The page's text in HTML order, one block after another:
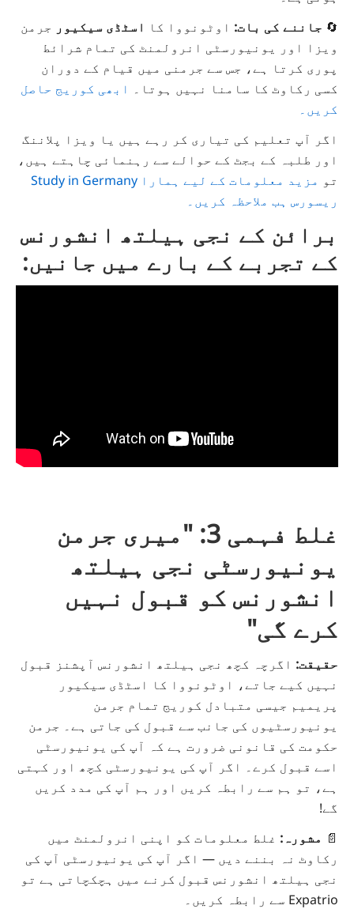
🔄 جاننے کی بات: اوٹونووا کا اسٹڈی سیکیور جرمن
ویزا اور یونیورسٹی انرولمنٹ کی تمام شرائط
پوری کرتا ہے، جس سے جرمنی میں قیام کے دوران
کسی رکاوٹ کا سامنا نہیں ہوتا۔ ابھی کوریج حاصل
کریں۔
اگر آپ تعلیم کی تیاری کر رہے ہیں یا ویزا پلاننگ
اور طلبہ کے بجٹ کے حوالے سے رہنمائی چاہتے ہیں،
تو مزید معلومات کے لیے ہمارا Study in Germany
ریسورس ہب ملاحظہ کریں۔
برائن کے نجی ہیلتھ انشورنس
کے تجربے کے بارے میں جانیں:
غلط فہمی 3: "میری جرمن
یونیورسٹی نجی ہیلتھ
انشورنس کو قبول نہیں
کرے گی"
حقیقت: اگرچہ کچھ نجی ہیلتھ انشورنس آپشنز قبول
نہیں کیے جاتے، اوٹونووا کا اسٹڈی سیکیور
پریمیم جیسی متبادل کوریج تمام جرمن
یونیورسٹیوں کی جانب سے قبول کی جاتی ہے۔ جرمن
حکومت کی قانونی ضرورت ہے کہ آپ کی یونیورسٹی
اسے قبول کرے۔ اگر آپ کی یونیورسٹی کچھ اور کہتی
ہے، تو ہم سے رابطہ کریں اور ہم آپ کی مدد کریں
گے!
📄 مشورہ: غلط معلومات کو اپنی انرولمنٹ میں
رکاوٹ نہ بننے دیں — اگر آپ کی یونیورسٹی آپ کی
نجی ہیلتھ انشورنس قبول کرنے میں ہچکچاتی ہے تو
Expatrio سے رابطہ کریں۔